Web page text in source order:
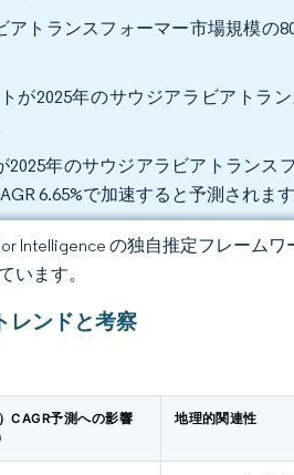
トランスフォーマー市場規模の
が2025年のサウジアラビアトラ
年のサウジアラビアトランス
6.65%で加速すると予測されます
Intelligence の独自推定フレーム
います。
レンドと考察
）CAGR予測への影響
地理的関連性